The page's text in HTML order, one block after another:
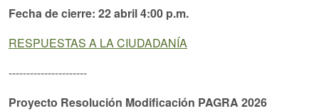
Fecha de cierre: 22 abril 4:00 p.m.
RESPUESTAS A LA CIUDADANÍA
----------------------
Proyecto Resolución Modificación PAGRA 2026